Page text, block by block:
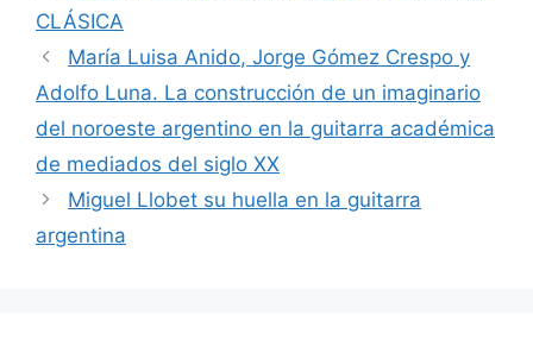
CLÁSICA
María Luisa Anido, Jorge Gómez Crespo y
Adolfo Luna. La construcción de un imaginario
del noroeste argentino en la guitarra académica
de mediados del siglo XX
Miguel Llobet su huella en la guitarra
argentina